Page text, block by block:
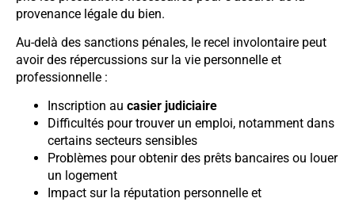
provenance légale du bien.
Au-delà des sanctions pénales, le recel involontaire peut
avoir des répercussions sur la vie personnelle et
professionnelle :
Inscription au casier judiciaire
Difficultés pour trouver un emploi, notamment dans
certains secteurs sensibles
Problèmes pour obtenir des prêts bancaires ou louer
un logement
Impact sur la réputation personnelle et